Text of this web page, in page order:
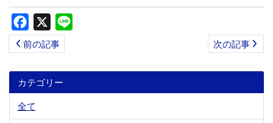
Facebook
前の記事 次の記事
カテゴリー
全て